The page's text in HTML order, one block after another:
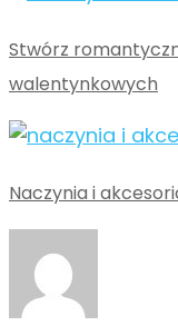
Stwórz
walentynkowych
Naczynia i